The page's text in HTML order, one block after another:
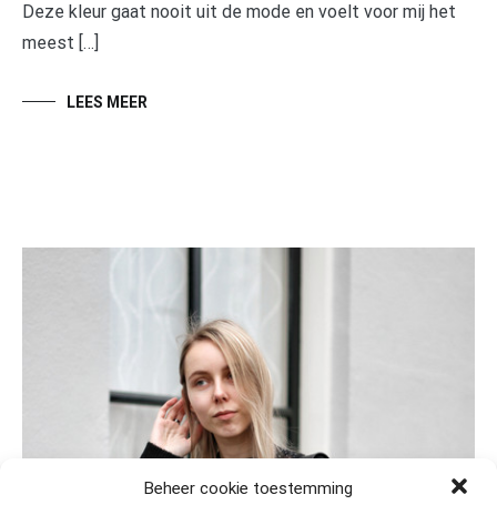
Beheer cookie toestemming
Deze kleur gaat nooit uit de mode en voelt voor mij het
meest […]
LEES MEER